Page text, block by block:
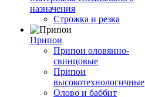
назначения
Строжка и резка
Припои
Припои оловянно-
свинцовые
Припои
высокотехнологичные
Олово и баббит